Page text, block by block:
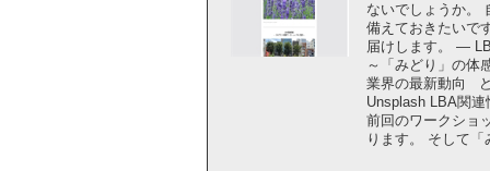
ないでしょうか。
備えておきたいで
届けします。 ―
～「みどり」の体
業界の最新動向
Unsplash LBA関
前回のワークショ
ります。 そして